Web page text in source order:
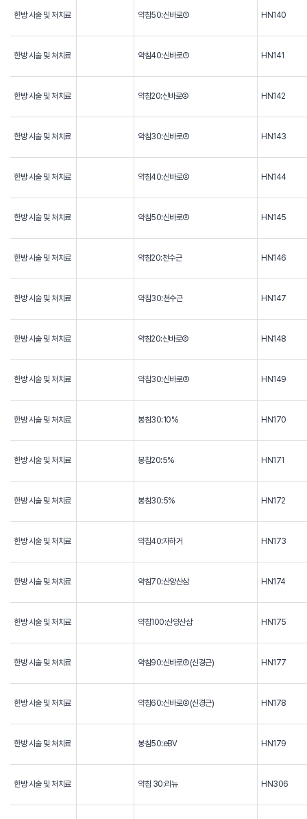
한방 시술 및 처치료 약침50:신바로① HN140
한방 시술 및 처치료 약침40:신바로① HN141
한방 시술 및 처치료 약침20:신바로② HN142
한방 시술 및 처치료 약침30:신바로② HN143
한방 시술 및 처치료 약침40:신바로② HN144
한방 시술 및 처치료 약침50:신바로② HN145
한방 시술 및 처치료 약침20:천수근 HN146
한방 시술 및 처치료 약침30:천수근 HN147
한방 시술 및 처치료 약침20:신바로③ HN148
한방 시술 및 처치료 약침30:신바로③ HN149
한방 시술 및 처치료 봉침30:10% HN170
한방 시술 및 처치료 봉침20:5% HN171
한방 시술 및 처치료 봉침30:5% HN172
한방 시술 및 처치료 약침40:자하거 HN173
한방 시술 및 처치료 약침70:산양산삼 HN174
한방 시술 및 처치료 약침100:산양산삼 HN175
한방 시술 및 처치료 약침90:신바로②(신경근) HN177
한방 시술 및 처치료 약침60:신바로②(신경근) HN178
한방 시술 및 처치료 봉침50:eBV HN179
한방 시술 및 처치료 약침 30:리뉴 HN306